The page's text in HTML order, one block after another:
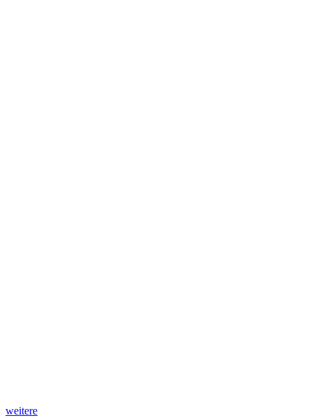
weitere